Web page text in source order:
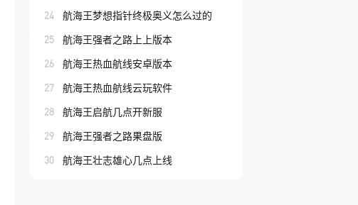
24 航海王梦想指针终极奥义怎么过的
25 航海王强者之路上上版本
26 航海王热血航线安卓版本
27 航海王热血航线云玩软件
28 航海王启航几点开新服
29 航海王强者之路果盘版
30 航海王壮志雄心几点上线